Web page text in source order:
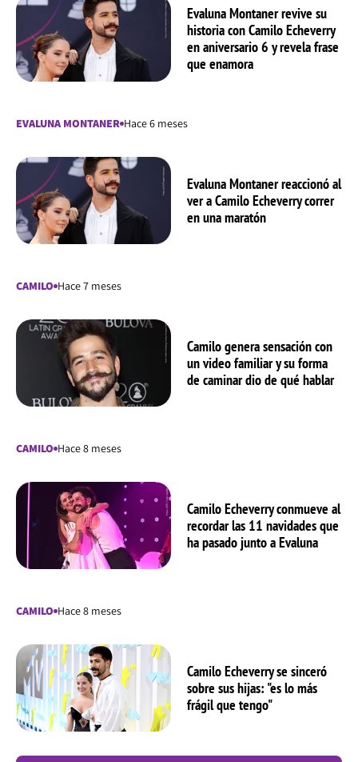
Evaluna Montaner revive su
historia con Camilo Echeverry
en aniversario 6 y revela frase
que enamora
EVALUNA MONTANER Hace 6 meses
Evaluna Montaner reaccionó al
ver a Camilo Echeverry correr
en una maratón
CAMILO Hace 7 meses
Camilo genera sensación con
un video familiar y su forma
de caminar dio de qué hablar
CAMILO Hace 8 meses
Camilo Echeverry conmueve al
recordar las 11 navidades que
ha pasado junto a Evaluna
CAMILO Hace 8 meses
Camilo Echeverry se sinceró
sobre sus hijas: "es lo más
frágil que tengo"